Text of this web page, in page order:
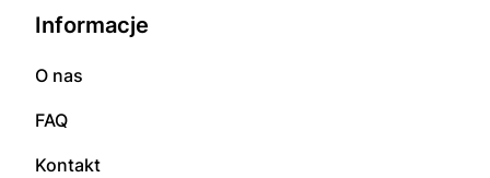
Informacje
O nas
FAQ
Kontakt